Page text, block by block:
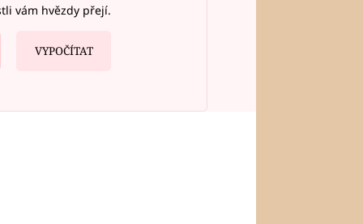
vám hvězdy přejí.
VYPOČÍTAT